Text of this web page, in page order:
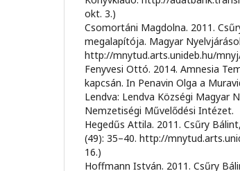
okt. 3.)
Csomortáni Magdolna. 2011.
megalapítója. Magyar
http://mnytud.arts.unideb.hu/
Fenyvesi Ottó. 2014. Amnesia
kapcsán. In Penavin Olga a
Lendva: Lendva Községi Magyar
Nemzetiségi Művelődési Intézet.
Hegedűs Attila. 2011. Csűry
(49): 35–40. http://
16.)
Hoffmann István. 2011. Csűry